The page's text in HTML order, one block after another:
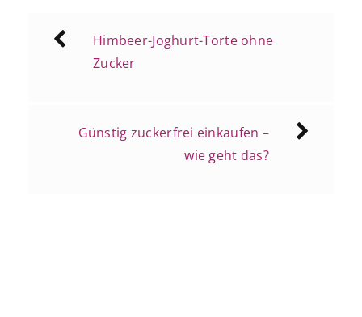
Beitragsnavigation
Himbeer-Joghurt-Torte ohne
Zucker
Günstig zuckerfrei einkaufen –
wie geht das?